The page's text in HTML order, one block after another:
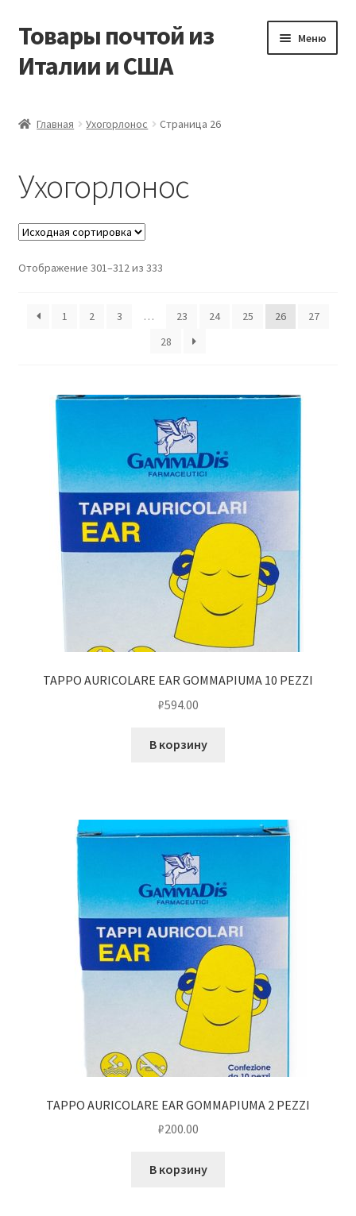
Перейти
навигации
Перейти
содержимому
Товары почтой из
Италии и США
Меню
Корзина
Мой аккаунт
Оформление заказа
Главная Ухогорлонос Страница 26
Ухогорлонос
Отображение 301–312 из 333
1 2 3 … 23 24 25 26
27
28
TAPPO AURICOLARE EAR GOMMAPIUMA 10 PEZZI
₽594.00
В корзину
TAPPO AURICOLARE EAR GOMMAPIUMA 2 PEZZI
₽200.00
В корзину